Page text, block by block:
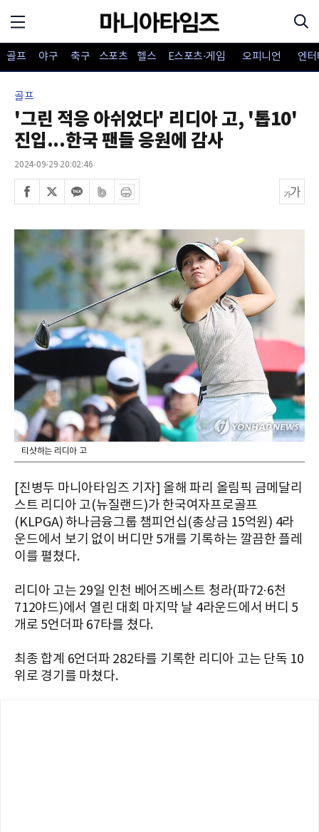
골프 야구 축구 스포츠 헬스 E스포츠·게임 오피니언 엔
골프
'그린 적응 아쉬었다' 리디아 고, '톱10'
진입...한국 팬들 응원에 감사
2024-09-29 20:02:46
티샷하는 리디아 고
[진병두 마니아타임즈 기자] 올해 파리 올림픽 금메달리
스트 리디아 고(뉴질랜드)가 한국여자프로골프
(KLPGA) 하나금융그룹 챔피언십(총상금 15억원) 4라
운드에서 보기 없이 버디만 5개를 기록하는 깔끔한 플레
이를 펼쳤다.
리디아 고는 29일 인천 베어즈베스트 청라(파72·6천
712야드)에서 열린 대회 마지막 날 4라운드에서 버디 5
개로 5언더파 67타를 쳤다.
최종 합계 6언더파 282타를 기록한 리디아 고는 단독 10
위로 경기를 마쳤다.